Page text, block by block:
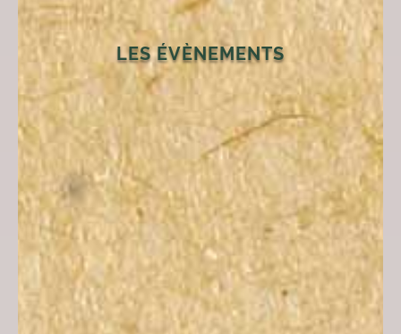
LES ÉVÈNEMENTS